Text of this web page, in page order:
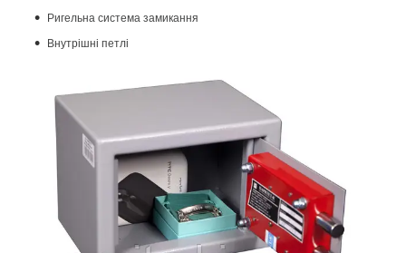
Ригельна система замикання
Внутрішні петлі